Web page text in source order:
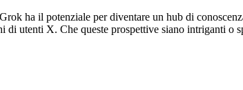
ha il potenziale per diventare un hub di
utenti X. Che queste prospettive siano intriganti o